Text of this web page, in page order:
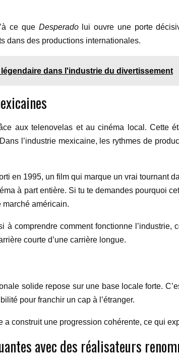
ce que Desperadolui ouvre une porte
dans des productions internationales.
dans l'industrie du divertissement
aux telenovelas et au cinéma local. Cette
l’industrie mexicaine, les rythmes de
en 1995, un film qui marque un vrai tournant
à part entière. Si tu te demandes pourquoi
américain.
comprendre comment fonctionne l’industrie,
courte d’une carrière longue.
solide repose sur une base locale forte.
pour franchir un cap à l’étranger.
a construit une progression cohérente, ce qui
avec des réalisateurs